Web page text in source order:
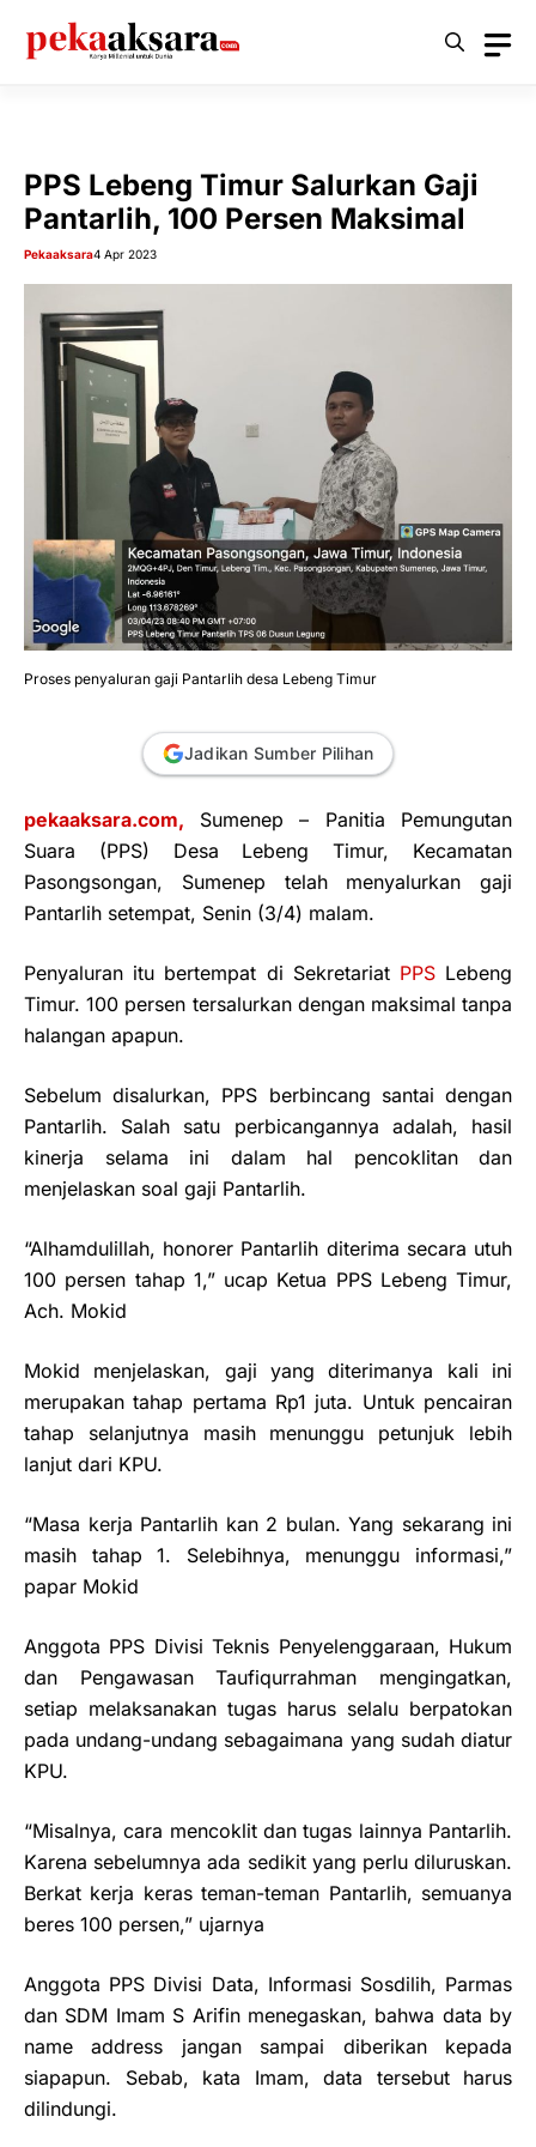
PPS Lebeng Timur Salurkan Gaji
Pantarlih, 100 Persen Maksimal
Pekaaksara4 Apr 2023
Proses penyaluran gaji Pantarlih desa Lebeng Timur
Jadikan Sumber Pilihan
pekaaksara.com, Sumenep – Panitia Pemungutan
Suara (PPS) Desa Lebeng Timur, Kecamatan
Pasongsongan, Sumenep telah menyalurkan gaji
Pantarlih setempat, Senin (3/4) malam.
Penyaluran itu bertempat di Sekretariat PPSLebeng
Timur. 100 persen tersalurkan dengan maksimal tanpa
halangan apapun.
Sebelum disalurkan, PPS berbincang santai dengan
Pantarlih. Salah satu perbicangannya adalah, hasil
kinerja selama ini dalam hal pencoklitan dan
menjelaskan soal gaji Pantarlih.
“Alhamdulillah, honorer Pantarlih diterima secara utuh
100 persen tahap 1,” ucap Ketua PPS Lebeng Timur,
Ach. Mokid
Mokid menjelaskan, gaji yang diterimanya kali ini
merupakan tahap pertama Rp1 juta. Untuk pencairan
tahap selanjutnya masih menunggu petunjuk lebih
lanjut dari KPU.
“Masa kerja Pantarlih kan 2 bulan. Yang sekarang ini
masih tahap 1. Selebihnya, menunggu informasi,”
papar Mokid
Anggota PPS Divisi Teknis Penyelenggaraan, Hukum
dan Pengawasan Taufiqurrahman mengingatkan,
setiap melaksanakan tugas harus selalu berpatokan
pada undang-undang sebagaimana yang sudah diatur
KPU.
“Misalnya, cara mencoklit dan tugas lainnya Pantarlih.
Karena sebelumnya ada sedikit yang perlu diluruskan.
Berkat kerja keras teman-teman Pantarlih, semuanya
beres 100 persen,” ujarnya
Anggota PPS Divisi Data, Informasi Sosdilih, Parmas
dan SDM Imam S Arifin menegaskan, bahwa data by
name address jangan sampai diberikan kepada
siapapun. Sebab, kata Imam, data tersebut harus
dilindungi.